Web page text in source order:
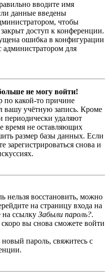
вводите имя
данные введены
чтобы
доступ к конференции.
ошибка в конфигурации
администратором для
не могу войти!
по какой-то причине
вашу учётную запись. Кроме
периодически удаляют
время не оставляющих
размер базы данных. Если
зарегистрироваться снова и
нельзя восстановить, можно
на страницу входа на
ссылку Забыли пароль?.
вы снова сможете войти
пароль, свяжитесь с